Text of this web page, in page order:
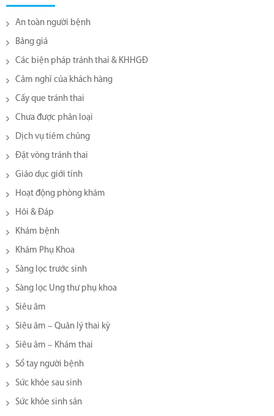
An toàn người bệnh
Bảng giá
Các biện pháp tránh thai & KHHGĐ
Cảm nghĩ của khách hàng
Cấy que tránh thai
Chưa được phân loại
Dịch vụ tiêm chủng
Đặt vòng tránh thai
Giáo dục giới tính
Hoạt động phòng khám
Hỏi & Đáp
Khám bệnh
Khám Phụ Khoa
Sàng lọc trước sinh
Sàng lọc Ung thư phụ khoa
Siêu âm
Siêu âm – Quản lý thai kỳ
Siêu âm – Khám thai
Sổ tay người bệnh
Sức khỏe sau sinh
Sức khỏe sinh sản